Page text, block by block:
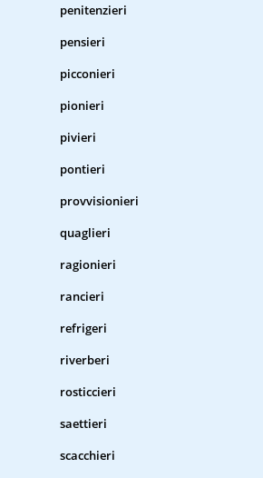
penitenzieri
pensieri
picconieri
pionieri
pivieri
pontieri
provvisionieri
quaglieri
ragionieri
rancieri
refrigeri
riverberi
rosticcieri
saettieri
scacchieri